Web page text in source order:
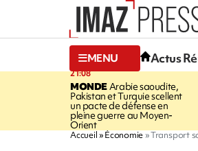
MENU Actus
21:08
MONDE Arabie saoudite,
Pakistan et Turquie scellent
un pacte de défense en
pleine guerre au Moyen-
Orient
Accueil Économie Transport